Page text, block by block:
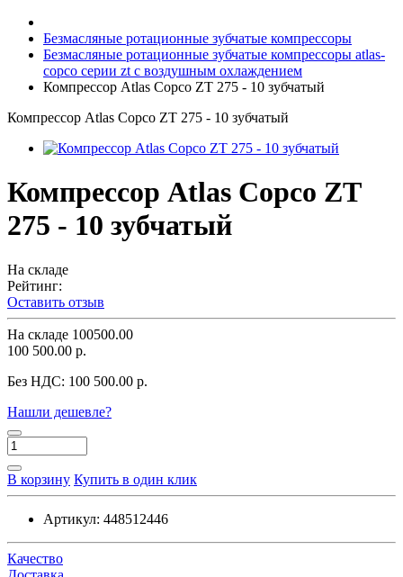
Безмасляные ротационные зубчатые компрессоры
Безмасляные ротационные зубчатые компрессоры atlas-
copco серии zt с воздушным охлаждением
Компрессор Atlas Copco ZT 275 - 10 зубчатый
Компрессор Atlas Copco ZT 275 - 10 зубчатый
Компрессор Atlas Copco ZT
275 - 10 зубчатый
На складе
Рейтинг:
Оставить отзыв
На складе 100500.00
100 500.00 р.
Без НДС: 100 500.00 р.
Нашли дешевле?
В корзину Купить в один клик
Артикул: 448512446
Качество